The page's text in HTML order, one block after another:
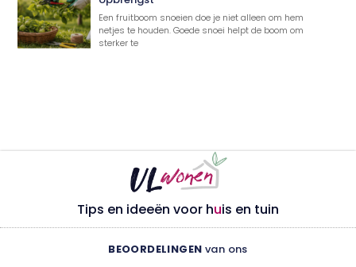
Een fruitboom snoeien doe je niet alleen om hem
netjes te houden. Goede snoei helpt de boom om
sterker te
Tips en ideeën voor huis en tuin
BEOORDELINGEN van ons